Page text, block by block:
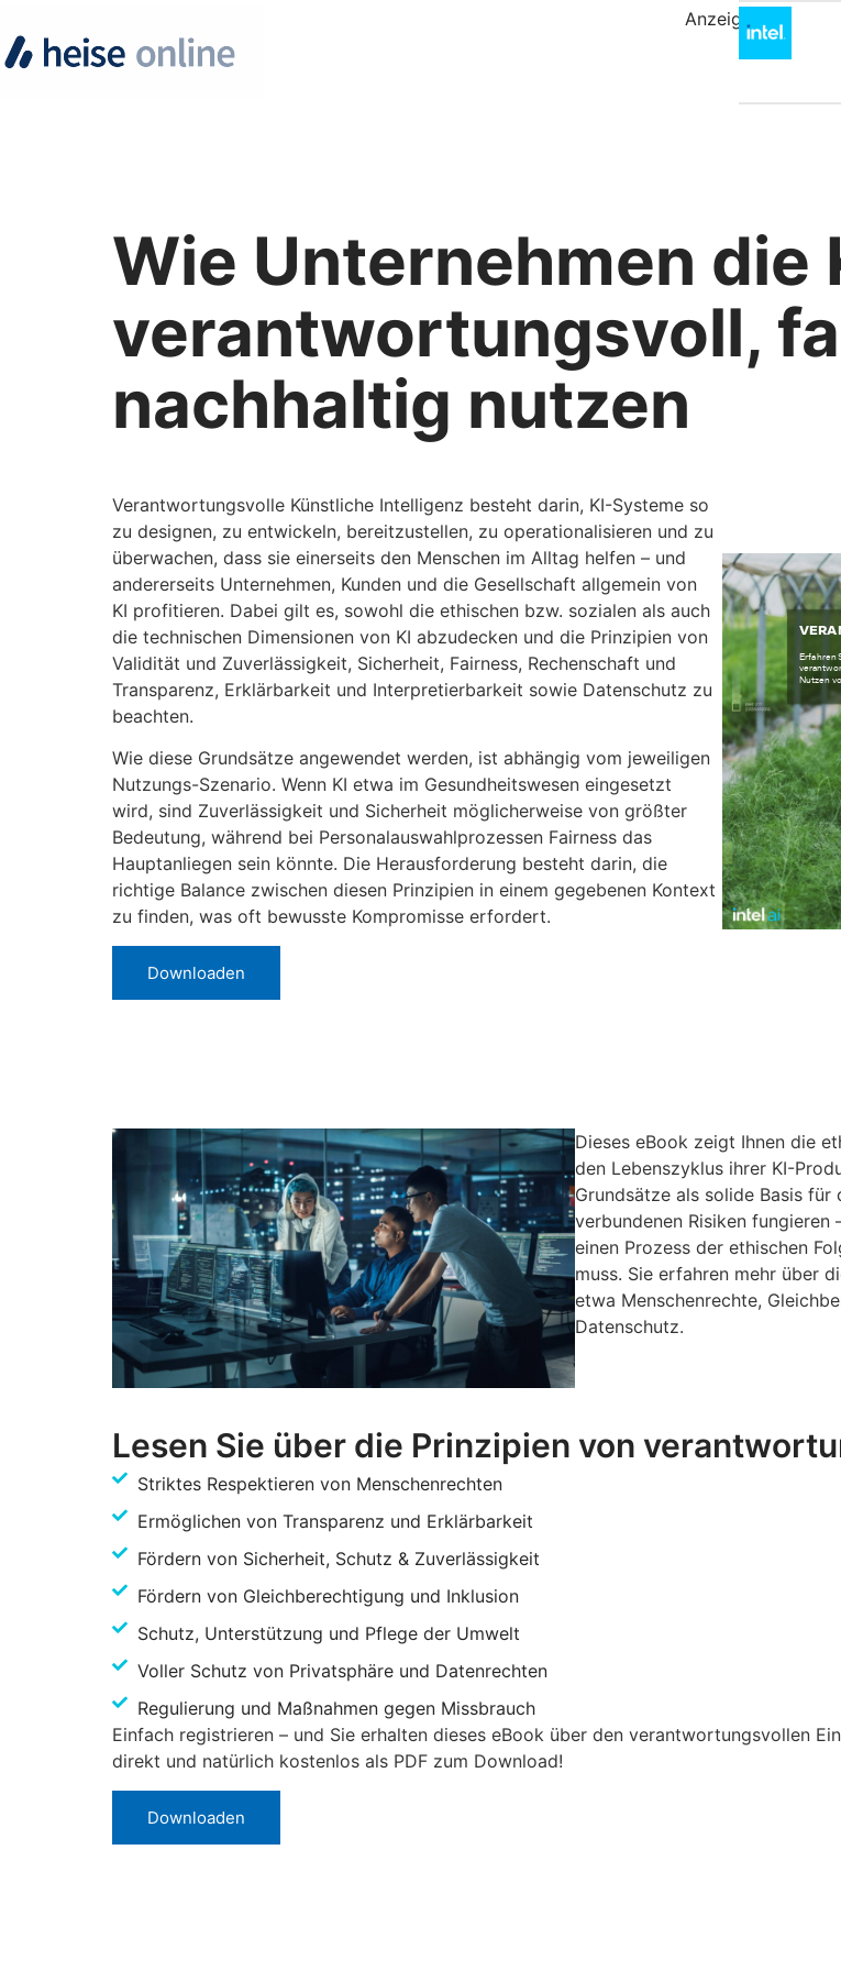
Anzeige
Wie Unternehmen die
verantwortungsvoll,
nachhaltig nutzen
Verantwortungsvolle Künstliche Intelligenz besteht darin, KI-Systeme so
zu designen, zu entwickeln, bereitzustellen, zu operationalisieren und zu
überwachen, dass sie einerseits den Menschen im Alltag helfen – und
andererseits Unternehmen, Kunden und die Gesellschaft allgemein von
KI profitieren. Dabei gilt es, sowohl die ethischen bzw. sozialen als auch
die technischen Dimensionen von KI abzudecken und die Prinzipien von
Validität und Zuverlässigkeit, Sicherheit, Fairness, Rechenschaft und
Transparenz, Erklärbarkeit und Interpretierbarkeit sowie Datenschutz zu
beachten.
Wie diese Grundsätze angewendet werden, ist abhängig vom jeweiligen
Nutzungs-Szenario. Wenn KI etwa im Gesundheitswesen eingesetzt
wird, sind Zuverlässigkeit und Sicherheit möglicherweise von größter
Bedeutung, während bei Personalauswahlprozessen Fairness das
Hauptanliegen sein könnte. Die Herausforderung besteht darin, die
richtige Balance zwischen diesen Prinzipien in einem gegebenen Kontext
zu finden, was oft bewusste Kompromisse erfordert.
Downloaden
Dieses eBook zeigt Ihnen die
den Lebenszyklus ihrer KI-
Grundsätze als solide Basis
verbundenen Risiken fungieren
einen Prozess der ethischen
muss. Sie erfahren mehr über
etwa Menschenrechte,
Datenschutz.
Lesen Sie über die Prinzipien von
Striktes Respektieren von Menschenrechten
Ermöglichen von Transparenz und Erklärbarkeit
Fördern von Sicherheit, Schutz & Zuverlässigkeit
Fördern von Gleichberechtigung und Inklusion
Schutz, Unterstützung und Pflege der Umwelt
Voller Schutz von Privatsphäre und Datenrechten
Regulierung und Maßnahmen gegen Missbrauch
Einfach registrieren – und Sie erhalten dieses eBook über den verantwortungsvollen
direkt und natürlich kostenlos als PDF zum Download!
Downloaden